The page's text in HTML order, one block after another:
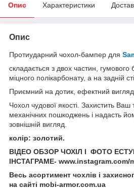
Опис Характеристики
Опис
Протиударний чохол-бампер для
складається з двох частин,
міцного полікарбонату, а на задній
Приємний на дотик, ефектний вигляд.
Чохол чудової якості. Захистить
механічних пошкоджень і надасть
зовнішній вигляд.
колір: золотий.
ВІДЕО ОБЗОР ЧОХІЛ І ФОТО
ІНСТАГРАМЕ- www.instagram.com/
Весь асортимент чохлів і
на сайті mobi-armor.com.ua